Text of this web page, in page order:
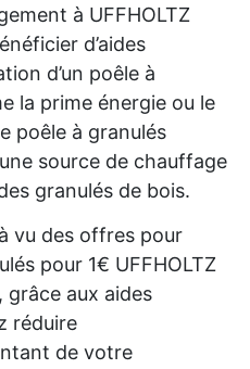
à UFFHOLTZ
d’aides
d’un poêle à
la prime énergie ou le
poêle à granulés
source de chauffage
granulés de bois.
vu des offres pour
pour 1€ UFFHOLTZ
grâce aux aides
réduire
de votre